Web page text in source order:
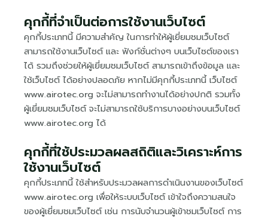
คุกกี้ที่จำเป็นต่อการใช้งานเว็บไซต์
คุกกี้ประเภทนี้ มีความสำคัญ ในการทำให้ผู้เยี่ยมชมเว็บไซต์
สามารถใช้งานเว็บไซต์ และ ฟังก์ชั่นต่างๆ บนเว็บไซต์ของเรา
ได้ รวมถึงช่วยให้ผู้เยี่ยมชมเว็บไซต์ สามารถเข้าถึงข้อมูล และ
ใช้เว็บไซต์ ได้อย่างปลอดภัย หากไม่มีคุกกี้ประเภทนี้ เว็บไซต์
www.airotec.org จะไม่สามารถทำงานได้อย่างปกติ รวมทั้ง
ผู้เยี่ยมชมเว็บไซต์ จะไม่สามารถใช้บริการบางอย่างบนเว็บไซต์
www.airotec.org ได้
คุกกี้ที่ใช้ประมวลผลสถิติและวิเคราะห์การ
ใช้งานเว็บไซต์
คุกกี้ประเภทนี้ ใช้สำหรับประมวลผลการดำเนินงานของเว็บไซต์
www.airotec.org เพื่อให้ระบบเว็บไซต์ เข้าใจถึงความสนใจ
ของผู้เยี่ยมชมเว็บไซต์ เช่น การนับจำนวนผู้เข้าชมเว็บไซต์ การ